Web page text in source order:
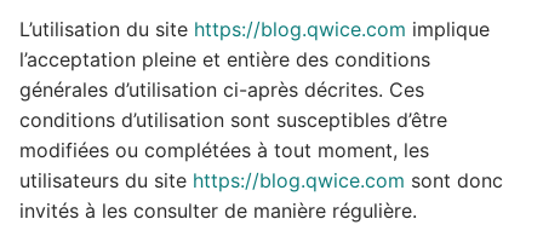
L’utilisation du site https://blog.qwice.com implique
l’acceptation pleine et entière des conditions
générales d’utilisation ci-après décrites. Ces
conditions d’utilisation sont susceptibles d’être
modifiées ou complétées à tout moment, les
utilisateurs du site https://blog.qwice.com sont donc
invités à les consulter de manière régulière.